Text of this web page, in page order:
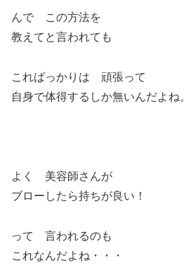
んで この方法を
教えてと言われても
こればっかりは 頑張って
自身で体得するしか無いんだよね。
よく 美容師さんが
ブローしたら持ちが良い！
って 言われるのも
これなんだよね・・・